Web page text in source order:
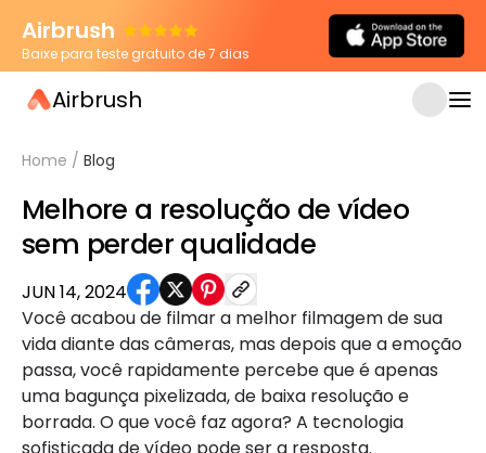
Airbrush
Baixe para teste gratuito de 7 dias
Airbrush
Home / Blog
Melhore a resolução de vídeo
sem perder qualidade
JUN 14, 2024
Você acabou de filmar a melhor filmagem de sua
vida diante das câmeras, mas depois que a emoção
passa, você rapidamente percebe que é apenas
uma bagunça pixelizada, de baixa resolução e
borrada. O que você faz agora? A tecnologia